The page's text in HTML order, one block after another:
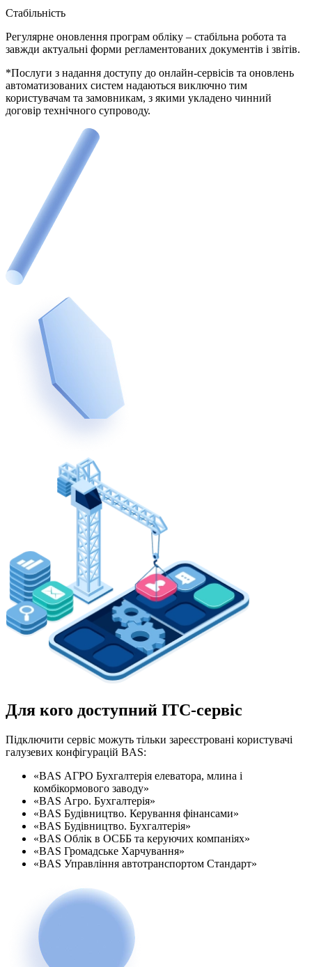
Стабільність
Регулярне оновлення програм обліку – стабільна робота та
завжди актуальні форми регламентованих документів і звітів.
*Послуги з надання доступу до онлайн-сервісів та оновлень
автоматизованих систем надаються виключно тим
користувачам та замовникам, з якими укладено чинний
договір технічного супроводу.
Для кого доступний ITC-сервіс
Підключити сервіс можуть тільки зареєстровані користувачі
галузевих конфігурацій BAS:
«BAS АГРО Бухгалтерія елеватора, млина і
комбікормового заводу»
«BAS Агро. Бухгалтерія»
«BAS Будівництво. Керування фінансами»
«BAS Будівництво. Бухгалтерія»
«BAS Облік в ОСББ та керуючих компаніях»
«BAS Громадське Харчування»
«BAS Управління автотранспортом Стандарт»